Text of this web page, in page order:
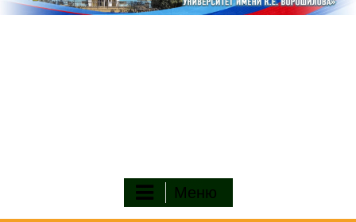
Меню